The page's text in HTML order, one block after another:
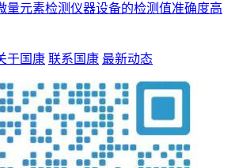
量元素检测仪器设备的检测值准确度高
于国康 联系国康 最新动态